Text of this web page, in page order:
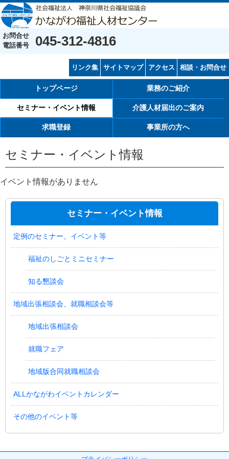
お問合せ
電話番号
045-312-4816
リンク集 サイトマップ アクセス 相談・お問合せ
トップページ 業務のご紹介
セミナー・イベント情報 介護人材届出のご案内
求職登録 事業所の方へ
セミナー・イベント情報
イベント情報がありません
セミナー・イベント情報
定例のセミナー、イベント等
福祉のしごとミニセミナー
知る懇談会
地域出張相談会、就職相談会等
地域出張相談会
就職フェア
地域版合同就職相談会
ALLかながわイベントカレンダー
その他のイベント等